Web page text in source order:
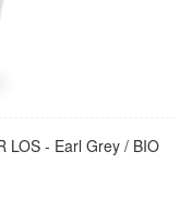
LOS - Earl Grey / BIO